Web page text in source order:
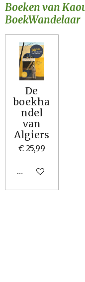
Boeken van
BoekWandelaar
De
boekha
ndel
van
Algiers
€ 25,99
In winkelwagen